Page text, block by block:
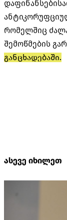
რომელშიც
შემოწმების
განცხადებაში.
ასევე იხილეთ